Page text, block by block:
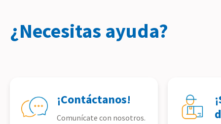
¿Necesitas ayuda?
¡Contáctanos!
Comunícate con nosotros.